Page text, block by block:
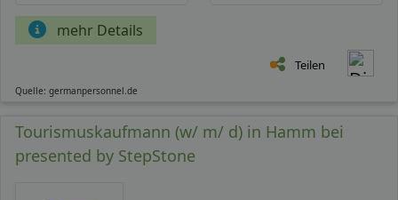
mehr Details
Teilen
Quelle: germanpersonnel.de
Tourismuskaufmann (w/ m/ d) in Hamm bei
presented by StepStone